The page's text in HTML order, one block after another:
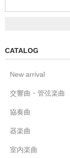
CATALOG
New arrival
交響曲・管弦楽曲
協奏曲
器楽曲
室内楽曲